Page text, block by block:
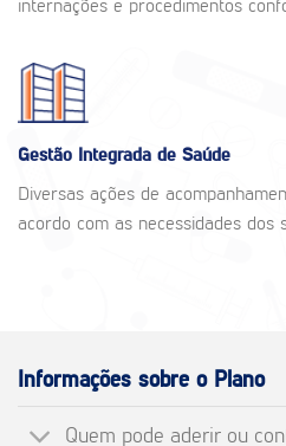
internações e procedimentos
Gestão Integrada de Saúde
Diversas ações de
acordo com as necessidades dos
Informações sobre o Plano
Quem pode aderir ou